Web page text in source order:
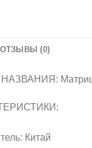
ОТЗЫВЫ (0)
Матрица
Китай